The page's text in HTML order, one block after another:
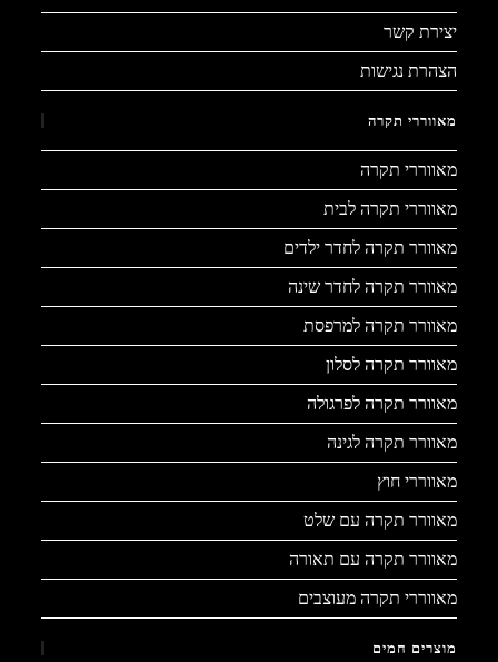
יצירת קשר
הצהרת נגישות
מאווררי תקרה
מאווררי תקרה
מאווררי תקרה לבית
מאוורר תקרה לחדר ילדים
מאוורר תקרה לחדר שינה
מאוורר תקרה למרפסת
מאוורר תקרה לסלון
מאוורר תקרה לפרגולה
מאוורר תקרה לגינה
מאווררי חוץ
מאוורר תקרה עם שלט
מאוורר תקרה עם תאורה
מאווררי תקרה מעוצבים
מוצרים חמים